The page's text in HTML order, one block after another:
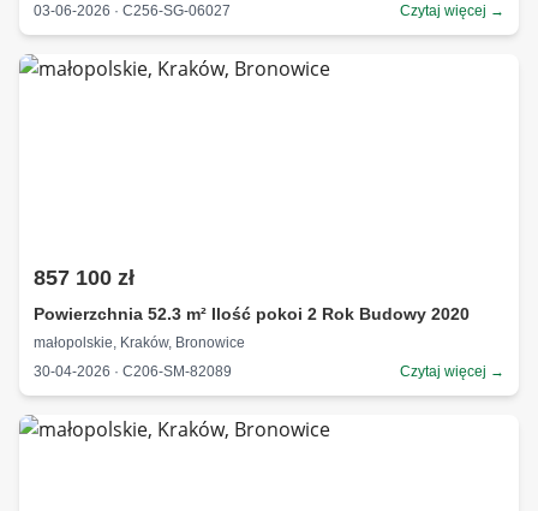
03-06-2026 · C256-SG-06027
Czytaj więcej →
857 100 zł
Powierzchnia 52.3 m² Ilość pokoi 2 Rok Budowy 2020
małopolskie, Kraków, Bronowice
30-04-2026 · C206-SM-82089
Czytaj więcej →